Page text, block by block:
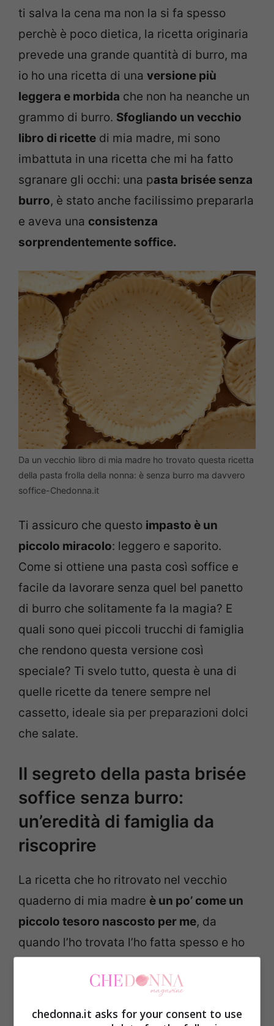
ti salva la cena ma non la si fa spesso
perchè è poco dietica, la ricetta originaria
prevede una grande quantità di burro, ma
io ho una ricetta di una versione più
leggera e morbida che non ha neanche un
grammo di burro. Sfogliando un vecchio
libro di ricette di mia madre, mi sono
imbattuta in una ricetta che mi ha fatto
sgranare gli occhi: una pasta brisée senza
burro, è stato anche facilissimo prepararla
e aveva una consistenza
sorprendentemente soffice.
Da un vecchio libro di mia madre ho trovato questa ricetta
della pasta frolla della nonna: è senza burro ma davvero
soffice-Chedonna.it
Ti assicuro che questo impasto è un
piccolo miracolo: leggero e saporito.
Come si ottiene una pasta così soffice e
facile da lavorare senza quel bel panetto
di burro che solitamente fa la magia? E
quali sono quei piccoli trucchi di famiglia
che rendono questa versione così
speciale? Ti svelo tutto, questa è una di
quelle ricette da tenere sempre nel
cassetto, ideale sia per preparazioni dolci
che salate.
Il segreto della pasta brisée
soffice senza burro:
un’eredità di famiglia da
riscoprire
La ricetta che ho ritrovato nel vecchio
quaderno di mia madre è un po’ come un
piccolo tesoro nascosto per me, da
quando l’ho trovata l’ho fatta spesso e ho
sperimentare. La cosa che ovviamente mi
chedonna.it asks for your consent to use